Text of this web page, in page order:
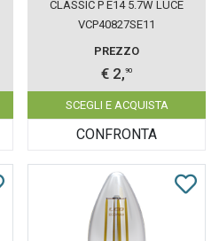
CLASSIC P E14 5.7W LUCE
CALDA 827 LEDVANCE OSRAM
VCP40827SE11
PREZZO
€ 2,90
SCEGLI E ACQUISTA
CONFRONTA